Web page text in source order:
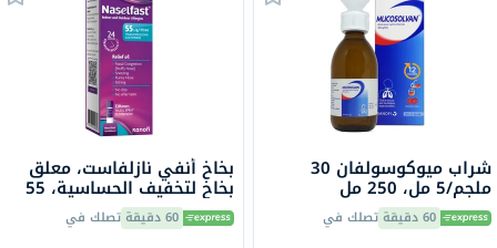
شراب ميوكوسولفان 30
ملجم/5 مل، 250 مل
60 دقيقة تصلك في
بخاخ أنفي نازلفاست، معلق
بخاخ لتخفيف الحساسية، 55
مكجم/للجرعة، 120 جرعة
60 دقيقة تصلك في